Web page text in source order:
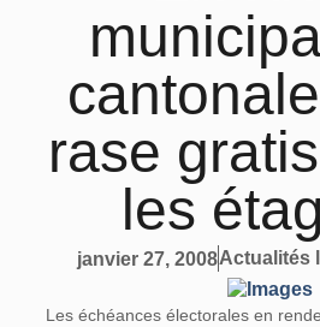
rase
les
janvier 27, 2008Actualités
Les échéances électorales en